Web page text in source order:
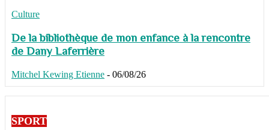
Culture
De la bibliothèque de mon enfance à la rencontre
de Dany Laferrière
Mitchel Kewing Etienne - 06/08/26
SPORT